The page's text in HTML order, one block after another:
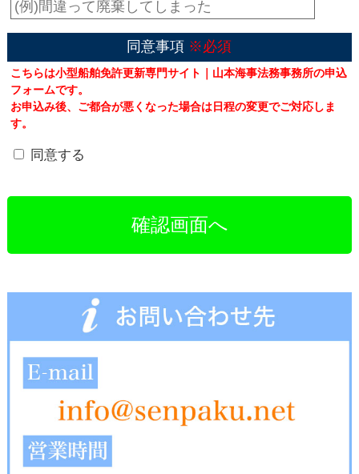
同意事項 ※必須
こちらは小型船舶免許更新専門サイト｜山本海事法務事務所の申込
フォームです。
お申込み後、ご都合が悪くなった場合は日程の変更でご対応しま
す。
同意する